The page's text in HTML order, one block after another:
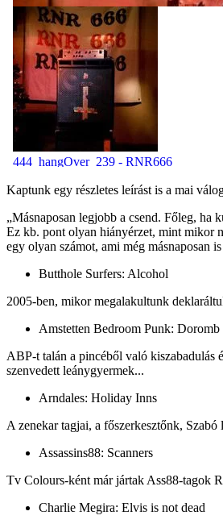
Kaptunk egy részletes leírást is a mai
„Másnaposan legjobb a csend. Főleg, ha
Ez kb. pont olyan hiányérzet, mint mikor
egy olyan számot, ami még másnaposan
Butthole Surfers: Alcohol
2005-ben, mikor megalakultunk
Amstetten Bedroom Punk: Doromb
ABP-t talán a pincéből való kiszabadulás
szenvedett leánygyermek...
Arndales: Holiday Inns
A zenekar tagjai, a főszerkesztőnk,
Assassins88: Scanners
Tv Colours-ként már jártak Ass88-tagok
Charlie Megira: Elvis is not dead